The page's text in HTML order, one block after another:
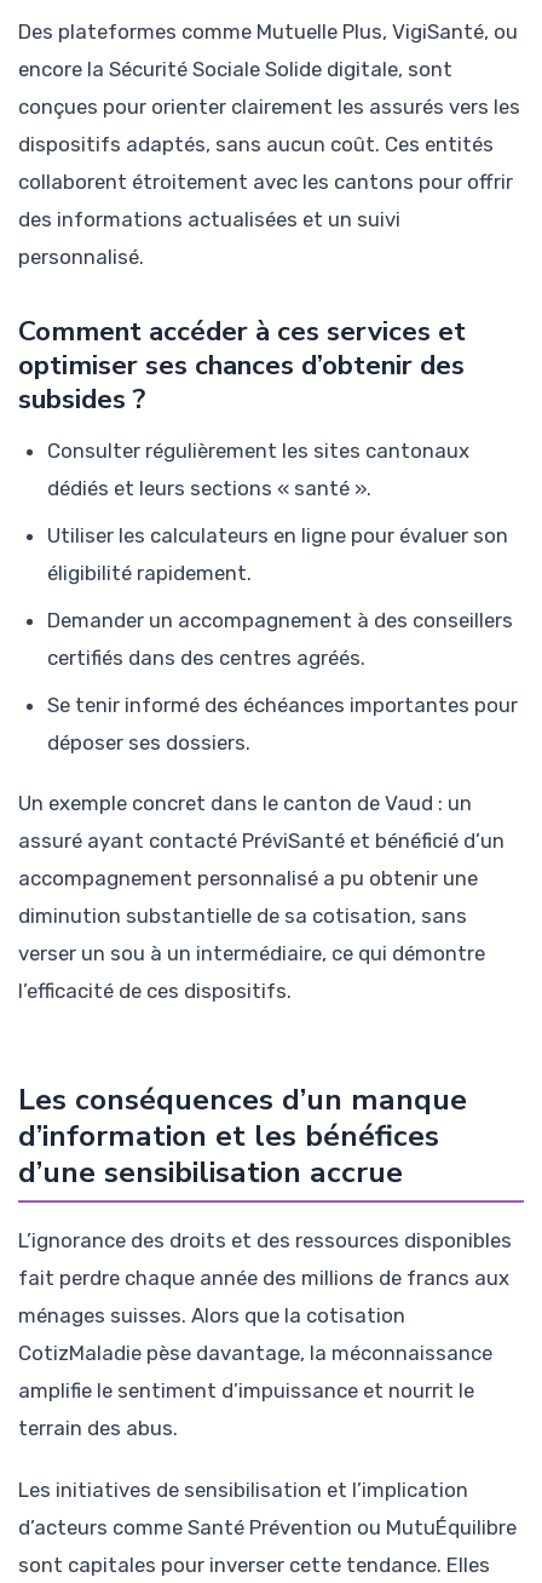
Des plateformes comme Mutuelle Plus, VigiSanté, ou
encore la Sécurité Sociale Solide digitale, sont
conçues pour orienter clairement les assurés vers les
dispositifs adaptés, sans aucun coût. Ces entités
collaborent étroitement avec les cantons pour offrir
des informations actualisées et un suivi
personnalisé.
Comment accéder à ces services et
optimiser ses chances d’obtenir des
subsides ?
Consulter régulièrement les sites cantonaux
dédiés et leurs sections « santé ».
Utiliser les calculateurs en ligne pour évaluer son
éligibilité rapidement.
Demander un accompagnement à des conseillers
certifiés dans des centres agréés.
Se tenir informé des échéances importantes pour
déposer ses dossiers.
Un exemple concret dans le canton de Vaud : un
assuré ayant contacté PréviSanté et bénéficié d’un
accompagnement personnalisé a pu obtenir une
diminution substantielle de sa cotisation, sans
verser un sou à un intermédiaire, ce qui démontre
l’efficacité de ces dispositifs.
Les conséquences d’un manque
d’information et les bénéfices
d’une sensibilisation accrue
L’ignorance des droits et des ressources disponibles
fait perdre chaque année des millions de francs aux
ménages suisses. Alors que la cotisation
CotizMaladie pèse davantage, la méconnaissance
amplifie le sentiment d’impuissance et nourrit le
terrain des abus.
Les initiatives de sensibilisation et l’implication
d’acteurs comme Santé Prévention ou MutuÉquilibre
sont capitales pour inverser cette tendance. Elles